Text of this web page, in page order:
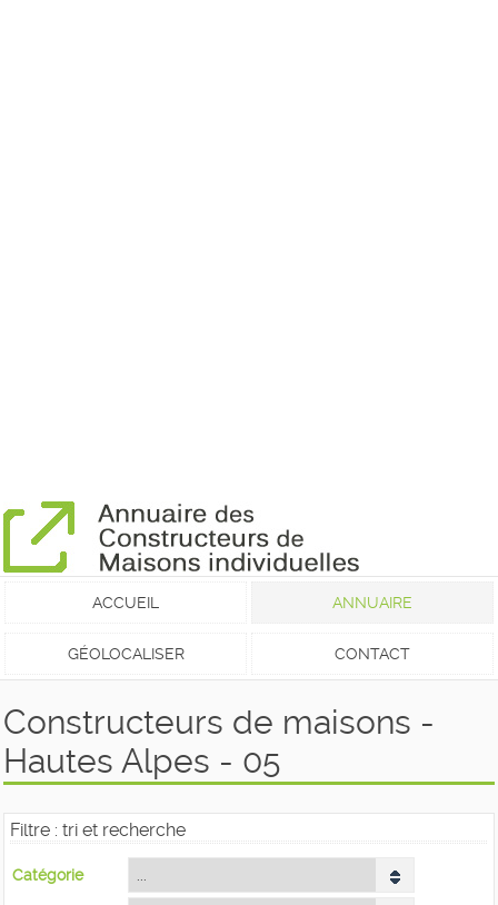
ACCUEIL ANNUAIRE
GÉOLOCALISER CONTACT
Constructeurs de maisons -
Hautes Alpes - 05
Filtre : tri et recherche
Catégorie